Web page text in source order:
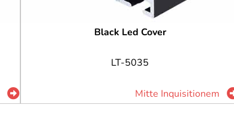
Black Led Cover
LT-5035
Mitte Inquisitionem